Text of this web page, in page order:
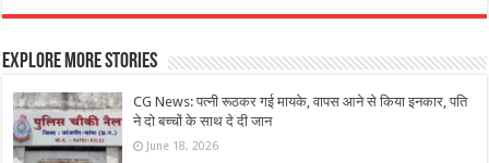
Explore More Stories
CG News: पत्नी रूठकर गई मायके, वापस आने से किया इनकार, पति
ने दो बच्चों के साथ दे दी जान
June 18, 2026